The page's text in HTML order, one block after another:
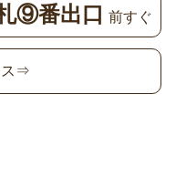
⑨番出口 前すぐ
ス⇒